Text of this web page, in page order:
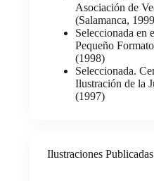
Asociación de
(Salamanca,
Seleccionada en
Pequeño
(1998)
Seleccionada.
Ilustración de la
(1997)
Ilustraciones Publicadas